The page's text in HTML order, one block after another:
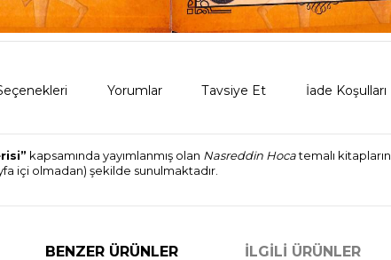
Yorumlar Tavsiye Et İade Koşulları
kapsamında yayımlanmış olan Nasreddin Hocatemalı kitapların
içi olmadan) şekilde sunulmaktadır.
BENZER ÜRÜNLER İLGILI ÜRÜNLER